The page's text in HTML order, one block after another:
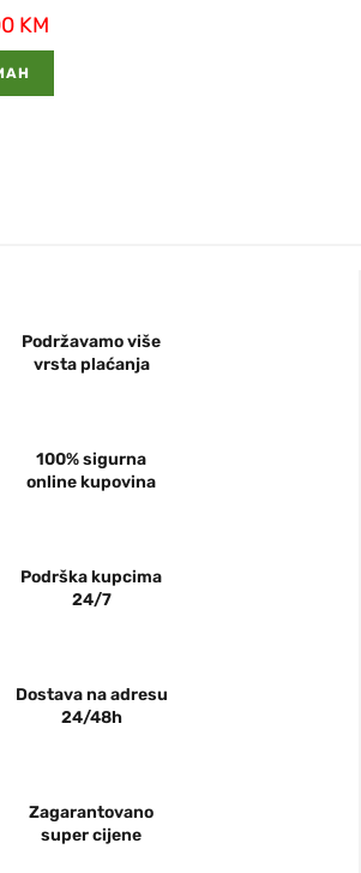
KM
Podržavamo više
vrsta plaćanja
100% sigurna
online kupovina
Podrška kupcima
24/7
Dostava na adresu
24/48h
Zagarantovano
super cijene